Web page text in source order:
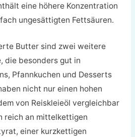
eine höhere Konzentration
ungesättigten Fettsäuren.
Butter sind zwei weitere
die besonders gut in
Pfannkuchen und Desserts
nicht nur einen hohen
von Reiskleieöl vergleichbar
reich an mittelkettigen
einer kurzkettigen